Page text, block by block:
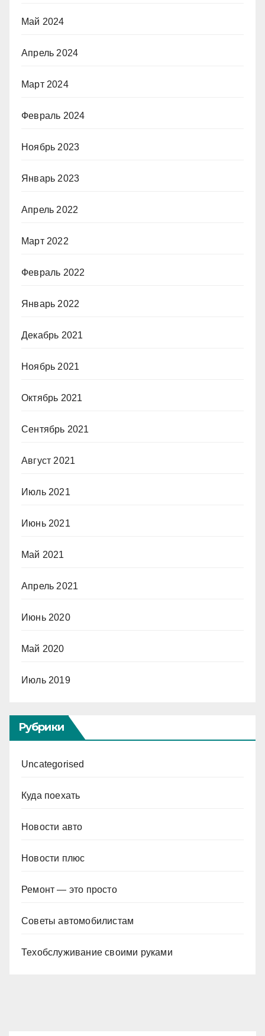
Май 2024
Апрель 2024
Март 2024
Февраль 2024
Ноябрь 2023
Январь 2023
Апрель 2022
Март 2022
Февраль 2022
Январь 2022
Декабрь 2021
Ноябрь 2021
Октябрь 2021
Сентябрь 2021
Август 2021
Июль 2021
Июнь 2021
Май 2021
Апрель 2021
Июнь 2020
Май 2020
Июль 2019
Рубрики
Uncategorised
Куда поехать
Новости авто
Новости плюс
Ремонт — это просто
Советы автомобилистам
Техобслуживание своими руками